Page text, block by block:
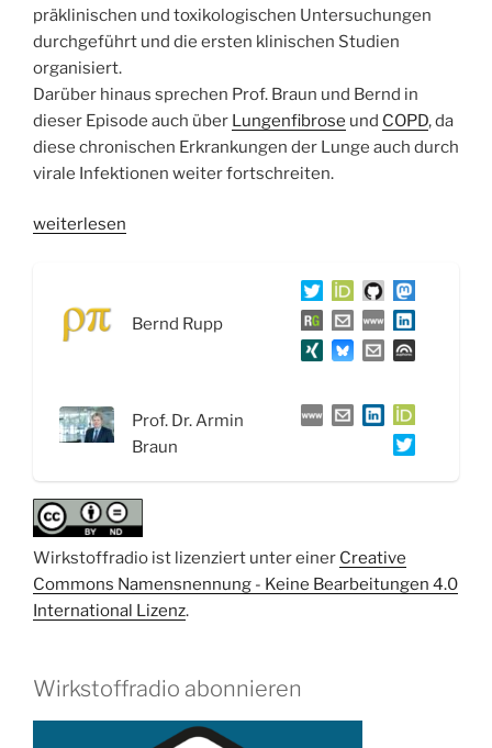
präklinischen und toxikologischen Untersuchungen
durchgeführt und die ersten klinischen Studien
organisiert.
Darüber hinaus sprechen Prof. Braun und Bernd in
dieser Episode auch über Lungenfibrose und COPD, da
diese chronischen Erkrankungen der Lunge auch durch
virale Infektionen weiter fortschreiten.
„WSR049
gegen
Interview
Prof.
Dr.
Armin
Braun“
weiterlesen
Bernd Rupp
Prof. Dr. Armin
Braun
Wirkstoffradio ist lizenziert unter einer Creative
Commons Namensnennung - Keine Bearbeitungen 4.0
International Lizenz.
Wirkstoffradio abonnieren